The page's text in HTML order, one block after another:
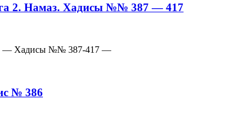
2. Намаз. Хадисы №№ 387 — 417
— Хадисы №№ 387-417 —
№ 386